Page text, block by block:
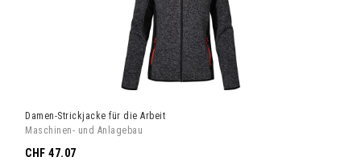
Damen-Strickjacke für die Arbeit
Maschinen- und Anlagebau
CHF 47.07